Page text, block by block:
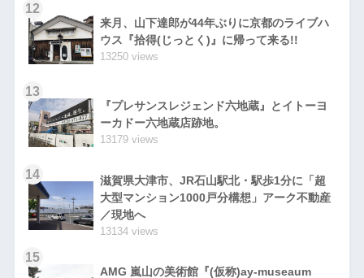
12
来月、山下達郎が44年ぶりに京都のライブハ
ウス『拾得(じっとく)』に帰って来る!!
13250 views
13
『プレサンスレジェンド六地蔵』とイトーヨ
ーカドー六地蔵店跡地。
13179 views
14
滋賀県大津市、JR石山駅北・駅歩1分に「超
大型マンション1000戸分構想」アーク不動産
／現地へ
13134 views
15
AMG 嵐山の美術館『(仮称)ay-museaum